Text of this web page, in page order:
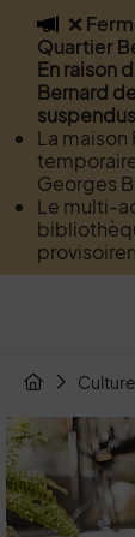
Flash info
❌
Quartier
En raison
Bernard
La
Georges
Le multi-
Menu de
Menu
Recherche
Page de
Contenu
Fil
Page Culture
Image